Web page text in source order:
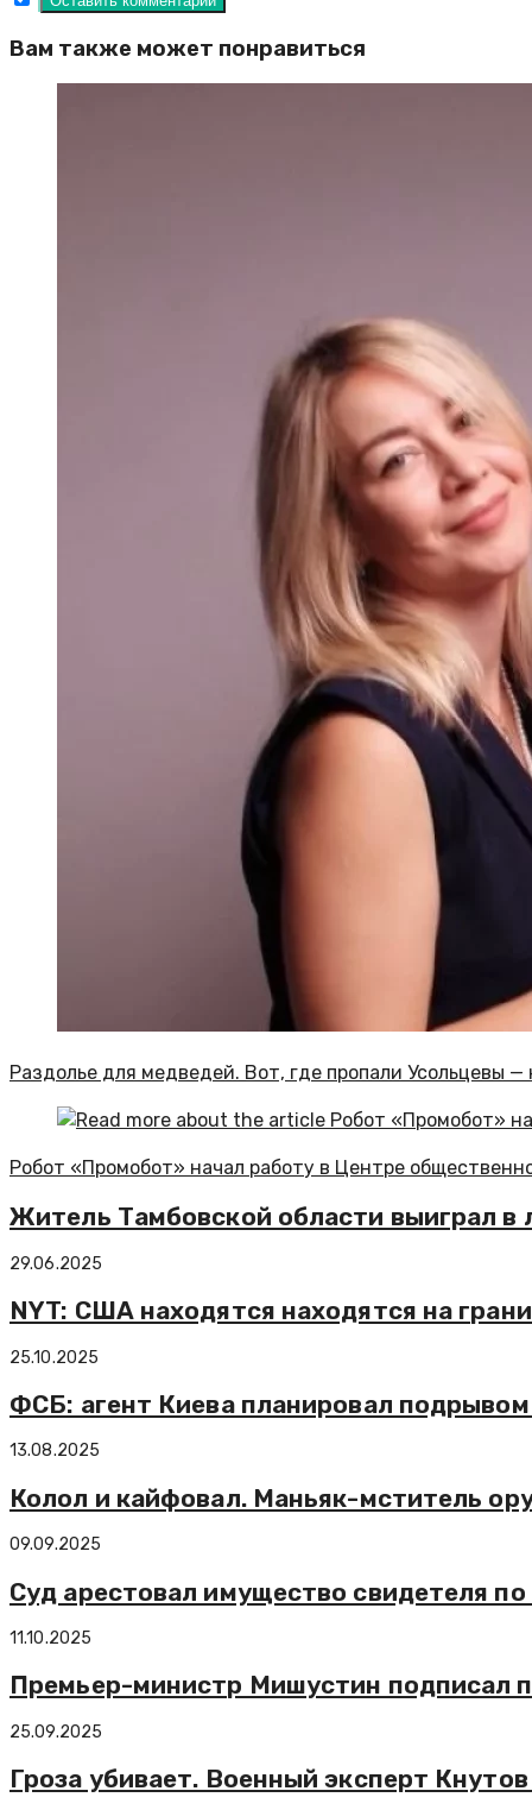
Вам также может понравиться
Раздолье для медведей. Вот, где пропали Усольцевы —
Робот «Промобот» начал работу в Центре
Житель Тамбовской области выиграл
29.06.2025
NYT: США находятся находятся на
25.10.2025
ФСБ: агент Киева планировал
13.08.2025
Колол и кайфовал. Маньяк-мститель
09.09.2025
Суд арестовал имущество свидетеля
11.10.2025
Премьер-министр Мишустин подписал
25.09.2025
Гроза убивает. Военный эксперт